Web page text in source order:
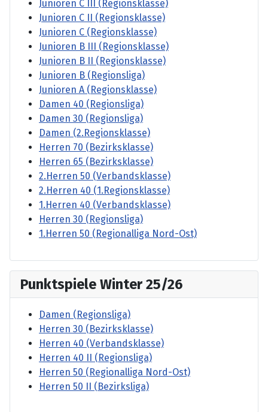
Junioren C III (Regionsklasse)
Junioren C II (Regionsklasse)
Junioren C (Regionsklasse)
Junioren B III (Regionsklasse)
Junioren B II (Regionsklasse)
Junioren B (Regionsliga)
Junioren A (Regionsklasse)
Damen 40 (Regionsliga)
Damen 30 (Regionsliga)
Damen (2.Regionsklasse)
Herren 70 (Bezirksklasse)
Herren 65 (Bezirksklasse)
2.Herren 50 (Verbandsklasse)
2.Herren 40 (1.Regionsklasse)
1.Herren 40 (Verbandsklasse)
Herren 30 (Regionsliga)
1.Herren 50 (Regionalliga Nord-Ost)
Punktspiele Winter 25/26
Damen (Regionsliga)
Herren 30 (Bezirksklasse)
Herren 40 (Verbandsklasse)
Herren 40 II (Regionsliga)
Herren 50 (Regionalliga Nord-Ost)
Herren 50 II (Bezirksliga)